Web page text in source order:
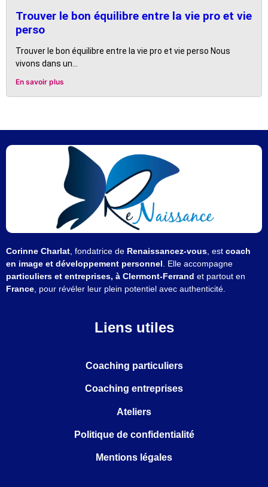
Trouver le bon équilibre entre la vie pro et vie
perso
Trouver le bon équilibre entre la vie pro et vie perso Nous
vivons dans un...
En savoir plus
Corinne Charlat , fondatrice de Renaissancez-vous , est coach
en image et développement personnel . Elle accompagne
particuliers et entreprises, à Clermont-Ferrand et partout en
France , pour révéler leur plein potentiel avec authenticité.
Liens utiles
Coaching particuliers
Coaching entreprises
Ateliers
Politique de confidentialité
Mentions légales